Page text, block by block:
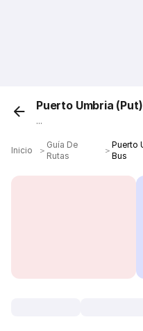
Puerto Umbria (Put)
...
Inicio ＞
Guía De
Rutas
＞
Puerto
Bus